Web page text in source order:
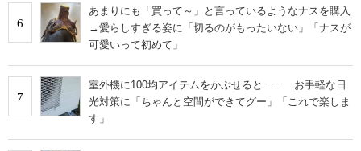
6
あまりにも「買って～」と言っているようなナスを購入
→愛らしすぎる姿に「切るのがもったいない」「ナスが
可愛いって初めて」
7
室外機に100均アイテムをかぶせると…… お手軽な日
光対策に「ちゃんと空間ができてグー」「これで楽しま
す」